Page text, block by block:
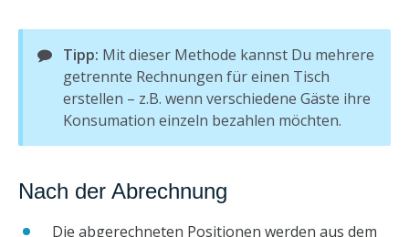
Tipp: Mit dieser Methode kannst Du mehrere
getrennte Rechnungen für einen Tisch
erstellen – z.B. wenn verschiedene Gäste ihre
Konsumation einzeln bezahlen möchten.
Nach der Abrechnung
Die abgerechneten Positionen werden aus dem